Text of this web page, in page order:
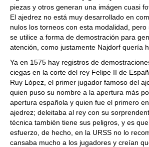
piezas y otros generan una imágen cuasi
El ajedrez no está muy desarrollado en
nulos los torneos con esta modalidad,
se utilice a forma de demostración para
atención, como justamente Najdorf quería
Ya en 1575 hay registros de
ciegas en la corte del rey Felipe II de
Ruy López, el primer jugador famoso del
quien puso su nombre a la apertura más
apertura española y quien fue el primero
ajedrez; deleitaba al rey con su
técnica también tiene sus peligros, y es
esfuerzo, de hecho, en la URSS no lo
cansaba mucho a los jugadores y creían